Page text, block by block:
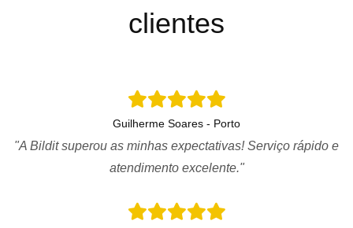
clientes
Guilherme Soares - Porto
"A Bildit superou as minhas expectativas! Serviço rápido e
atendimento excelente."